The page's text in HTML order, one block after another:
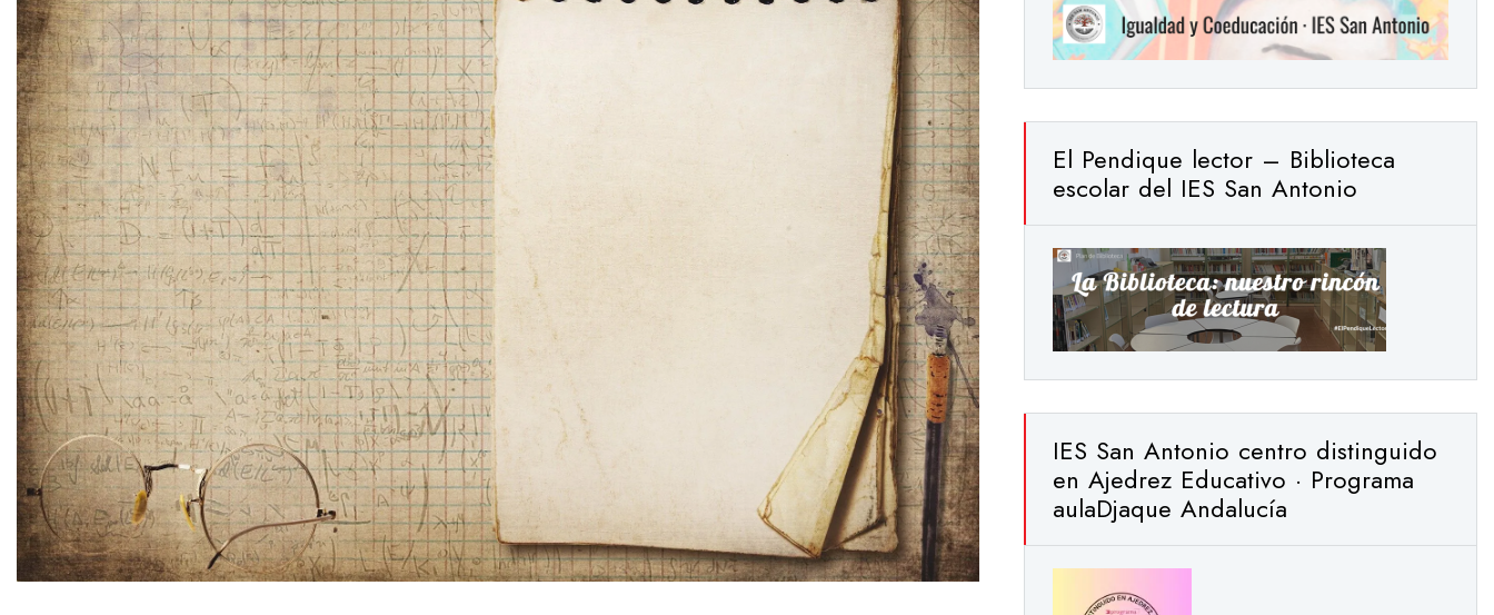
El Pendique lector – Biblioteca
escolar del IES San Antonio
IES San Antonio centro distinguido
en Ajedrez Educativo · Programa
aulaDjaque Andalucía